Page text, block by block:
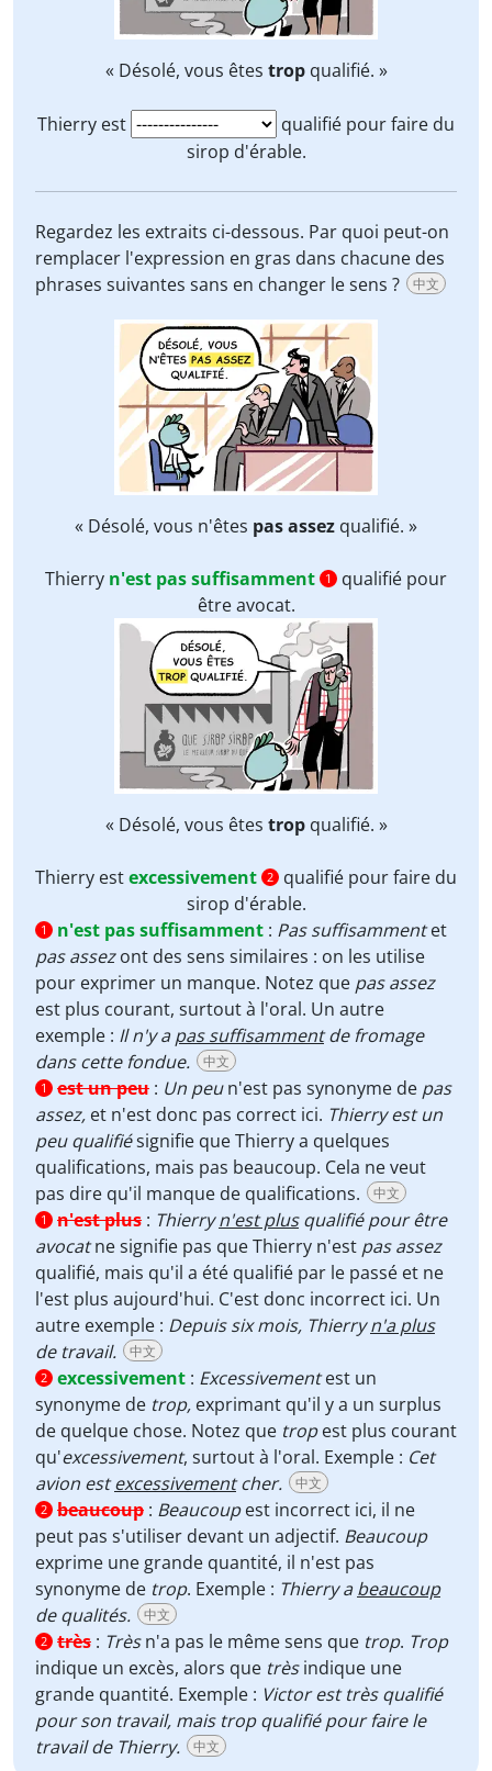
« Désolé, vous êtes tropqualifié. »
Thierry est
qualifié pour faire du
sirop d'érable.
Regardez les extraits ci-dessous. Par quoi peut-on
remplacer l'expression en gras dans chacune des
phrases suivantes sans en changer le sens ?
中文
« Désolé, vous n'êtes pas assez qualifié. »
Thierry n'est pas suffisamment 1
qualifié pour
être avocat.
« Désolé, vous êtes tropqualifié. »
Thierry estexcessivement 2
qualifié pour faire du
sirop d'érable.
1 n'est pas suffisamment : Pas suffisammentet
pas assezont des sens similaires : on les utilise
pour exprimer un manque. Notez que pas assez
est plus courant, surtout à l'oral. Un autre
exemple : Il n'y apas suffisammentde fromage
dans cette fondue.
中文
1 est un peu : Un peun'est pas synonyme de pas
assez, et n'est donc pas correct ici. Thierry est un
peu qualifiésignifie que Thierry a quelques
qualifications, mais pas beaucoup. Cela ne veut
pas dire qu'il manque de qualifications.
中文
1 n'est plus : Thierryn'est plusqualifié pour être
avocatne signifie pas que Thierry n'est pas assez
qualifié, mais qu'il a été qualifié par le passé et ne
l'est plus aujourd'hui. C'est donc incorrect ici. Un
autre exemple : Depuis six mois, Thierryn'a plus
de travail.
中文
2 excessivement : Excessivementest un
synonyme de trop, exprimant qu'il y a un surplus
de quelque chose. Notez que tropest plus courant
qu'excessivement, surtout à l'oral. Exemple : Cet
avion estexcessivementcher. 中文
2 beaucoup : Beaucoupest incorrect ici, il ne
peut pas s'utiliser devant un adjectif. Beaucoup
exprime une grande quantité, il n'est pas
synonyme de trop. Exemple : Thierry abeaucoup
de qualités.
中文
2 très : Trèsn'a pas le même sens que trop. Trop
indique un excès, alors que trèsindique une
grande quantité. Exemple : Victor est très qualifié
pour son travail, mais trop qualifié pour faire le
travail de Thierry.
中文